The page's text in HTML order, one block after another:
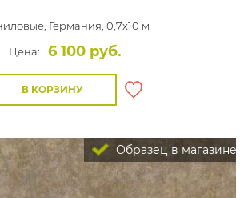
Германия, 0,7x10 м
Цена:
6 100 руб.
В КОРЗИНУ
Образец в магазине